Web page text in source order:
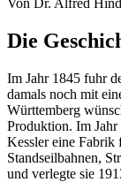
Die
Im Jahr 1845 fuhr
damals noch mit
Württemberg
Produktion. Im
Kessler eine
Standseilbahnen,
und verlegte sie